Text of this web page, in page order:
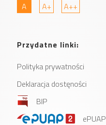
A
A+ A++
Przydatne linki:
Polityka prywatności
Deklaracja dostęności
BIP
ePUAP